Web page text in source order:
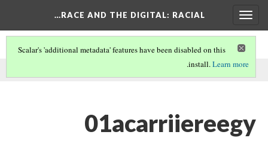
RACE AND THE DIGITAL: RACIAL…
Toggle
navigation
This comment was written by 01acarriiereegy on24 Feb 2026
Scalar's 'additional metadata' features have been disabled on this
install.Learn more
.
01acarriiereegy